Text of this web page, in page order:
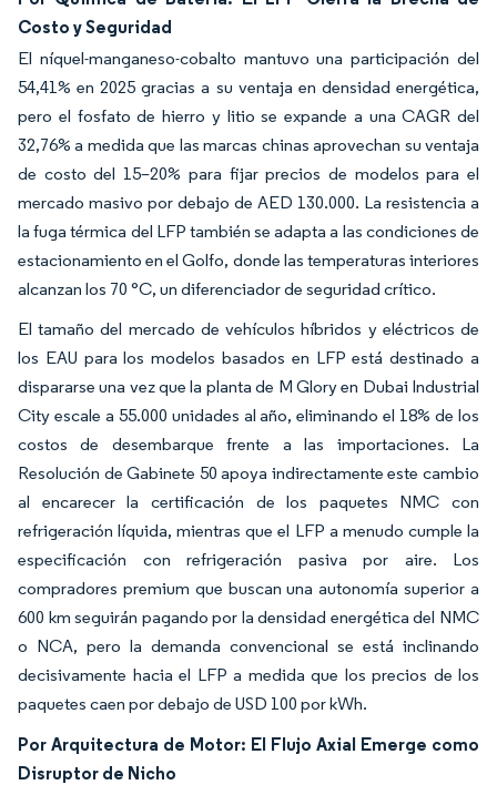
Costo y Seguridad
El níquel-manganeso-cobalto mantuvo una participación del
54,41% en 2025 gracias a su ventaja en densidad energética,
pero el fosfato de hierro y litio se expande a una CAGR del
32,76% a medida que las marcas chinas aprovechan su ventaja
de costo del 15–20% para fijar precios de modelos para el
mercado masivo por debajo de AED 130.000. La resistencia a
la fuga térmica del LFP también se adapta a las condiciones de
estacionamiento en el Golfo, donde las temperaturas interiores
alcanzan los 70 °C, un diferenciador de seguridad crítico.
El tamaño del mercado de vehículos híbridos y eléctricos de
los EAU para los modelos basados en LFP está destinado a
dispararse una vez que la planta de M Glory en Dubai Industrial
City escale a 55.000 unidades al año, eliminando el 18% de los
costos de desembarque frente a las importaciones. La
Resolución de Gabinete 50 apoya indirectamente este cambio
al encarecer la certificación de los paquetes NMC con
refrigeración líquida, mientras que el LFP a menudo cumple la
especificación con refrigeración pasiva por aire. Los
compradores premium que buscan una autonomía superior a
600 km seguirán pagando por la densidad energética del NMC
o NCA, pero la demanda convencional se está inclinando
decisivamente hacia el LFP a medida que los precios de los
paquetes caen por debajo de USD 100 por kWh.
Por Arquitectura de Motor: El Flujo Axial Emerge como
Disruptor de Nicho